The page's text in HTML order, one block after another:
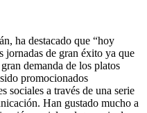
ha destacado que “hoy
jornadas de gran éxito ya que
demanda de los platos
promocionados
sociales a través de una serie
Han gustado mucho a